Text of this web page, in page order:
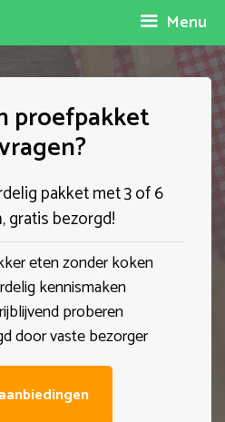
Menu
proefpakket
pakket met 3 of 6
gratis bezorgd!
eten zonder koken
kennismaken
proberen
door vaste bezorger